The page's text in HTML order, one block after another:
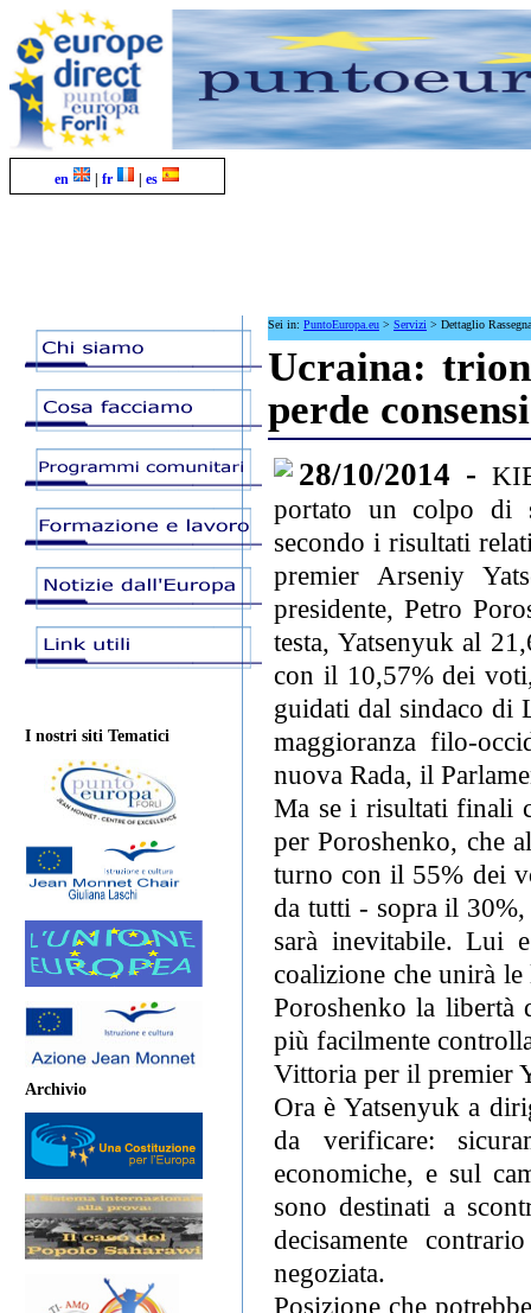
en | fr | es
I nostri siti Tematici
Archivio
Sei in: PuntoEuropa.eu > Servizi > Dettaglio
Ucraina:
perde
28/10/2014 -
portato un colpo di
secondo i risultati
premier Arseniy
presidente, Petro
testa, Yatsenyuk al
con il 10,57% dei
guidati dal sindaco di
maggioranza filo-
nuova Rada, il
Ma se i risultati finali
per Poroshenko, che
turno con il 55% dei
da tutti - sopra il
sarà inevitabile. Lui
coalizione che unirà
Poroshenko la
più facilmente
Vittoria per il premier
Ora è Yatsenyuk a
da verificare:
economiche, e sul
sono destinati a
decisamente
negoziata.
Posizione che